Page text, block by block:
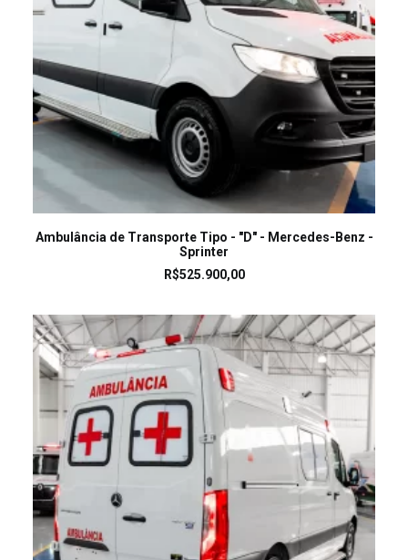
LEIA MAIS
Ambulância de Transporte Tipo - "D" - Mercedes-Benz -
Sprinter
R$525.900,00